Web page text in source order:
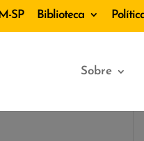
SP Biblioteca
Sobre